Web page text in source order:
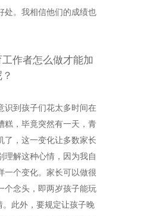
处。我相信他们的成绩也
作者怎么做才能加
识到孩子们花太多时间在
糕，毕竟突然有一天，青
了，这一变化让多数家长
理解这种心情，因为我自
一个变化。家长可以做很
个念头，即两岁孩子能玩
。此外，要规定让孩子晚